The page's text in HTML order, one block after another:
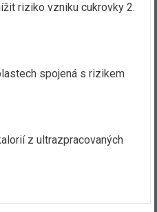
riziko vzniku cukrovky 2.
spojená s rizikem
z ultrazpracovaných